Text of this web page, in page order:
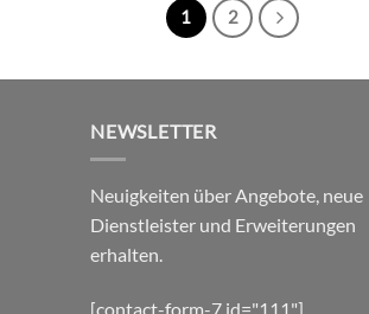
1 2
NEWSLETTER
Neuigkeiten über Angebote, neue
Dienstleister und Erweiterungen
erhalten.
[contact-form-7 id="111"]